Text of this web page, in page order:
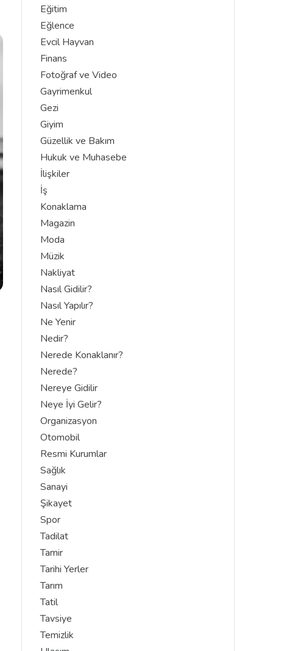
Eğitim
Eğlence
Evcil Hayvan
Finans
Fotoğraf ve Video
Gayrimenkul
Gezi
Giyim
Güzellik ve Bakım
Hukuk ve Muhasebe
İlişkiler
İş
Konaklama
Magazin
Moda
Müzik
Nakliyat
Nasıl Gidilir?
Nasıl Yapılır?
Ne Yenir
Nedir?
Nerede Konaklanır?
Nerede?
Nereye Gidilir
Neye İyi Gelir?
Organizasyon
Otomobil
Resmi Kurumlar
Sağlık
Sanayi
Şikayet
Spor
Tadilat
Tamir
Tarihi Yerler
Tarım
Tatil
Tavsiye
Temizlik